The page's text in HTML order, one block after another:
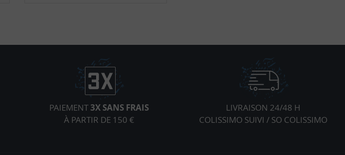
PAIEMENT3X SANS FRAIS
À PARTIR DE 150 €
LIVRAISON 24/48 H
COLISSIMO SUIVI / SO COLISSIMO